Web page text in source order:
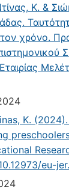
Κ. &
χρόνο.
K.
eu-